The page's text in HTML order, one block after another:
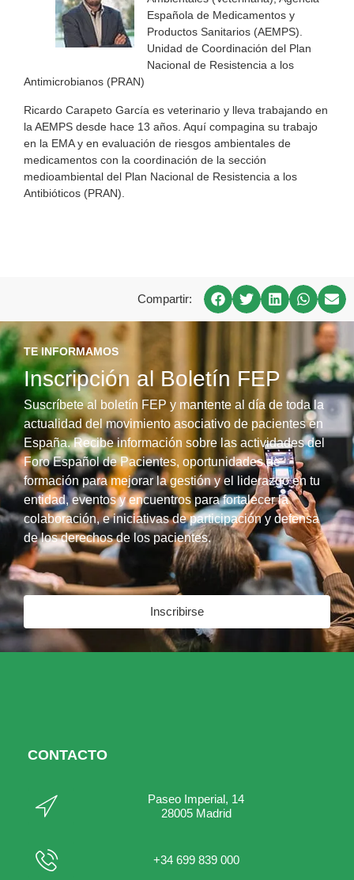
Española de Medicamentos y
Productos Sanitarios (AEMPS).
Unidad de Coordinación del Plan
Nacional de Resistencia a los
Antimicrobianos (PRAN)
Ricardo Carapeto García es veterinario y lleva trabajando en
la AEMPS desde hace 13 años. Aquí compagina su trabajo
en la EMA y en evaluación de riesgos ambientales de
medicamentos con la coordinación de la sección
medioambiental del Plan Nacional de Resistencia a los
Antibióticos (PRAN).
Compartir:
TE INFORMAMOS
Inscripción al Boletín FEP
Suscríbete al boletín FEP y mantente al día de toda la
actualidad del movimiento asociativo de pacientes en
España. Recibe información sobre las actividades del
Foro Español de Pacientes, oportunidades de
formación para mejorar la gestión y el liderazgo en tu
entidad, eventos y encuentros para fortalecer la
colaboración, e iniciativas de participación y defensa
de los derechos de los pacientes.
Inscribirse
CONTACTO
Paseo Imperial, 14
28005 Madrid
+34 699 839 000